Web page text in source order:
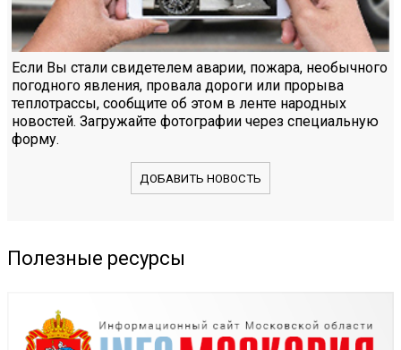
Если Вы стали свидетелем аварии, пожара, необычного
погодного явления, провала дороги или прорыва
теплотрассы, сообщите об этом в ленте народных
новостей. Загружайте фотографии через специальную
форму.
ДОБАВИТЬ НОВОСТЬ
Полезные ресурсы